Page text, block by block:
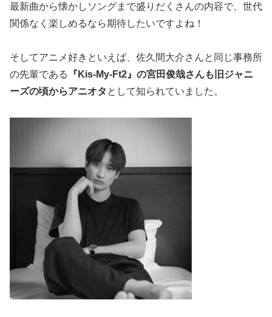
最新曲から懐かしソングまで盛りだくさんの内容で、世代
関係なく楽しめるなら期待したいですよね！
そしてアニメ好きといえば、佐久間大介さんと同じ事務所
の先輩である
『 Kis-My-Ft2 』の宮田俊哉さんも旧ジャニ
ーズの頃からアニオタ として知られていました。